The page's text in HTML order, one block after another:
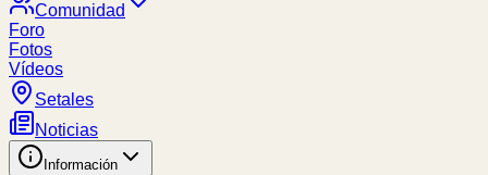
Comunidad
Foro
Fotos
Vídeos
Setales
Noticias
Información